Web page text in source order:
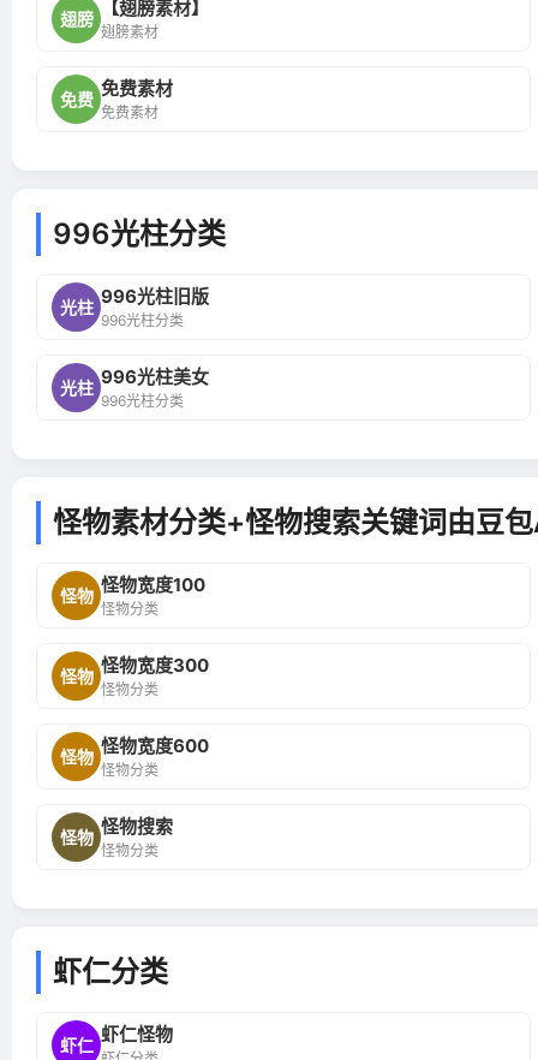
翅膀 【翅膀素材】
翅膀素材
免费 免费素材
免费素材
996光柱分类
光柱 996光柱旧版
996光柱分类
光柱 996光柱美女
996光柱分类
怪物素材分类+怪物搜索关键词由豆
怪物 怪物宽度100
怪物分类
怪物 怪物宽度300
怪物分类
怪物 怪物宽度600
怪物分类
怪物 怪物搜索
怪物分类
虾仁分类
虾仁 虾仁怪物